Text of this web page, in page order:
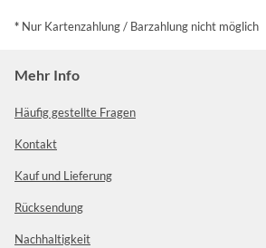
* Nur Kartenzahlung / Barzahlung nicht möglich
Mehr Info
Häufig gestellte Fragen
Kontakt
Kauf und Lieferung
Rücksendung
Nachhaltigkeit